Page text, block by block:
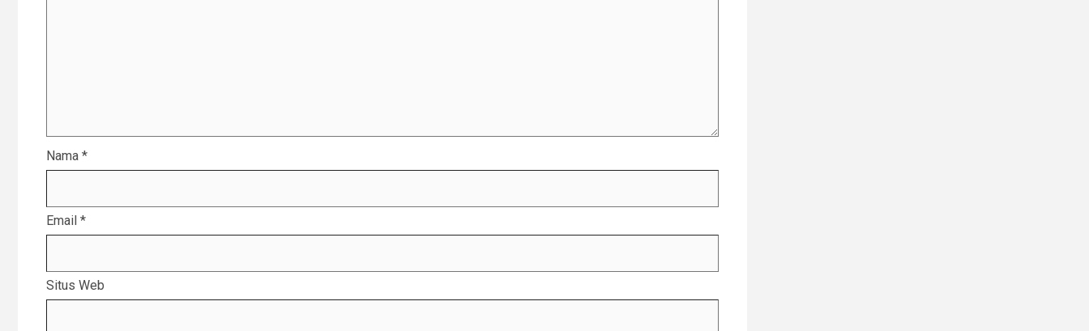
Nama *
Email *
Situs Web